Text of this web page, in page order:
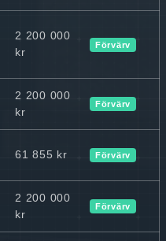
2 200 000
kr
Förvärv
2 200 000
kr
Förvärv
61 855 kr Förvärv
2 200 000
kr
Förvärv